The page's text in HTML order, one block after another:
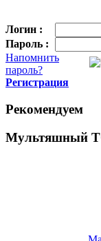
Логин :
Пароль :
Напомнить
пароль?
Регистрация
Рекомендуем
Мультяшный